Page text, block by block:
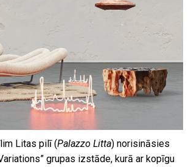
Litas pilī (Palazzo Litta) norisināsies
grupas izstāde, kurā ar kopīgu